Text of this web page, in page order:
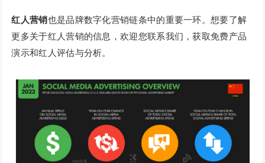
红人营销也是品牌数字化营销链条中的重要一环。想要了解
更多关于红人营销的信息，欢迎您联系我们，获取免费产品
演示和红人评估与分析。